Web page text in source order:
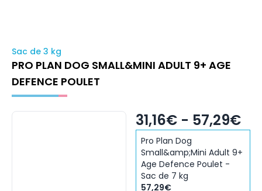
Sac de 3 kg
PRO PLAN DOG SMALL&MINI ADULT 9+ AGE
DEFENCE POULET
31,16€ - 57,29€
Pro Plan Dog
Small&amp;Mini Adult 9+
Age Defence Poulet -
Sac de 7 kg
57,29€